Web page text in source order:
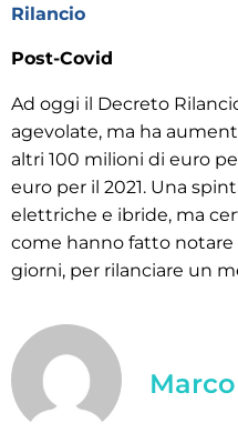
Rilancio
Post-Covid
Ad oggi il Decreto
agevolate, ma ha
altri 100 milioni di euro
euro per il 2021. Una
elettriche e ibride, ma
come hanno fatto notare
giorni, per rilanciare un